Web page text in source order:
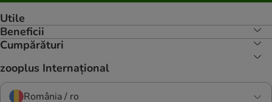
Utile
Beneficii
Cumpărături
zooplus Internațional
România / ro